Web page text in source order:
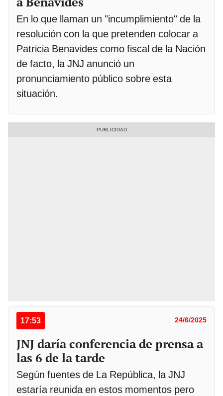
En lo que llaman un "incumplimiento" de la
resolución con la que pretenden colocar a
Patricia Benavides como fiscal de la Nación
de facto, la JNJ anunció un
pronunciamiento público sobre esta
situación.
17:53 24/6/2025
JNJ daría conferencia de prensa a
las 6 de la tarde
Según fuentes de La República, la JNJ
estaría reunida en estos momentos pero